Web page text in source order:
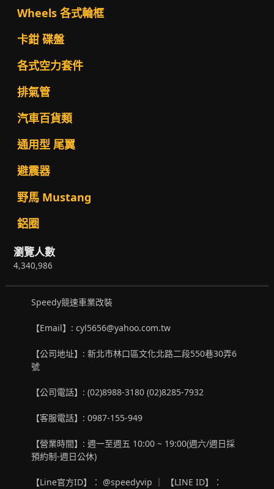
Wheels 各式輪框
卡鉗 碟盤
各式空力套件
排氣管
汽車百貨類
通用型 尾翼
避震器
野馬 Mustang
鋁圈
瀏覽人數
4,340,986
Speedy競速車業改裝
【Email】: cyl5656@yahoo.com.tw
【公司地址】: 新北市林口區文化北路二段550巷30弄6
號
【公司電話】: (02)8988-3180 (02)8285-7932
【客服電話】: 0987-155-949
【營業時間】: 週一至週五 10:00 ~ 19:00(週六/週日採
預約制-週日公休)
【Line官方ID】： @speedyvip ｜ 【LINE ID】：